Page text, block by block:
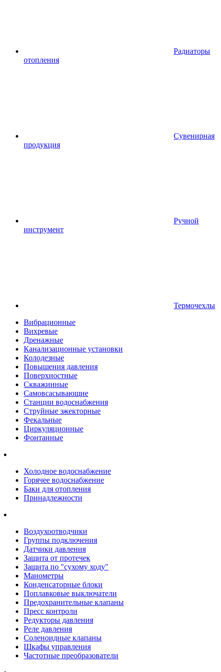
Радиаторы
отопления
Сувенирная
продукция
Ручной
инструмент
Термочехлы
Вибрационные
Вихревые
Дренажные
Канализационные установки
Колодезные
Повышения давления
Поверхностные
Скважинные
Самовсасывающие
Станции водоснабжения
Струйные эжекторные
Фекальные
Циркуляционные
Фонтанные
Холодное водоснабжение
Горячее водоснабжение
Баки для отопления
Принадлежности
Воздухоотводчики
Группы подключения
Датчики давления
Защита от протечек
Защита по "сухому ходу"
Манометры
Конденсаторные блоки
Поплавковые выключатели
Предохранительные клапаны
Пресс контроли
Редукторы давления
Реле давления
Соленоидные клапаны
Шкафы управления
Частотные преобразователи